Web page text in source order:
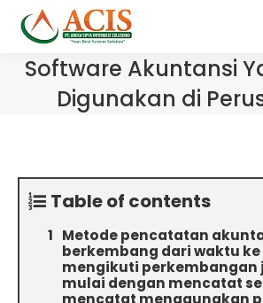
Software Akuntansi
Digunakan di
Table of contents
Metode pencatatan
berkembang dari waktu
mengikuti perkembangan
mulai dengan mencatat
mencatat menggunakan